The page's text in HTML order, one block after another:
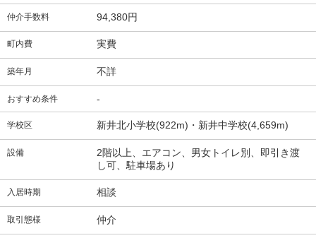
仲介手数料 94,380円
町内費 実費
築年月 不詳
おすすめ条件 -
学校区 新井北小学校(922m)・新井中学校(4,659m)
設備
2階以上、エアコン、男女トイレ別、即引き渡
し可、駐車場あり
入居時期 相談
取引態様 仲介